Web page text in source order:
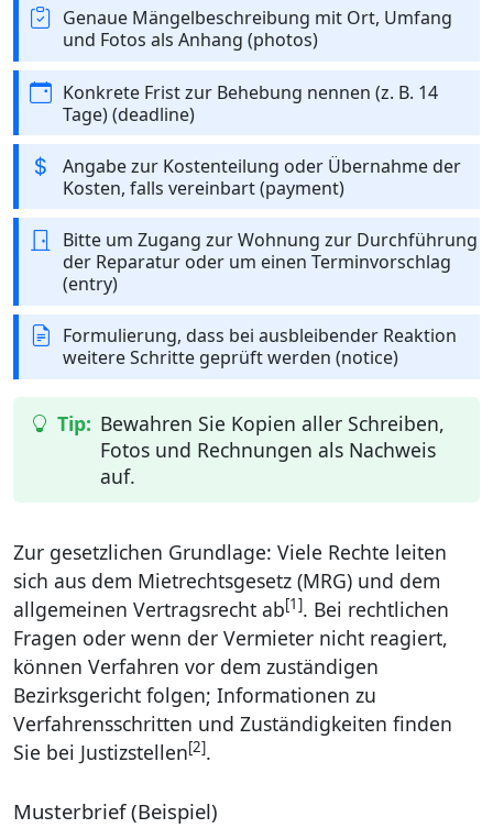
Genaue Mängelbeschreibung mit Ort, Umfang
und Fotos als Anhang (photos)
Konkrete Frist zur Behebung nennen (z. B. 14
Tage) (deadline)
Angabe zur Kostenteilung oder Übernahme der
Kosten, falls vereinbart (payment)
Bitte um Zugang zur Wohnung zur Durchführung
der Reparatur oder um einen Terminvorschlag
(entry)
Formulierung, dass bei ausbleibender Reaktion
weitere Schritte geprüft werden (notice)
Bewahren Sie Kopien aller Schreiben,
Fotos und Rechnungen als Nachweis
auf.
Zur gesetzlichen Grundlage: Viele Rechte leiten
sich aus dem Mietrechtsgesetz (MRG) und dem
allgemeinen Vertragsrecht ab[1]. Bei rechtlichen
Fragen oder wenn der Vermieter nicht reagiert,
können Verfahren vor dem zuständigen
Bezirksgericht folgen; Informationen zu
Verfahrensschritten und Zuständigkeiten finden
Sie bei Justizstellen[2].
Musterbrief (Beispiel)